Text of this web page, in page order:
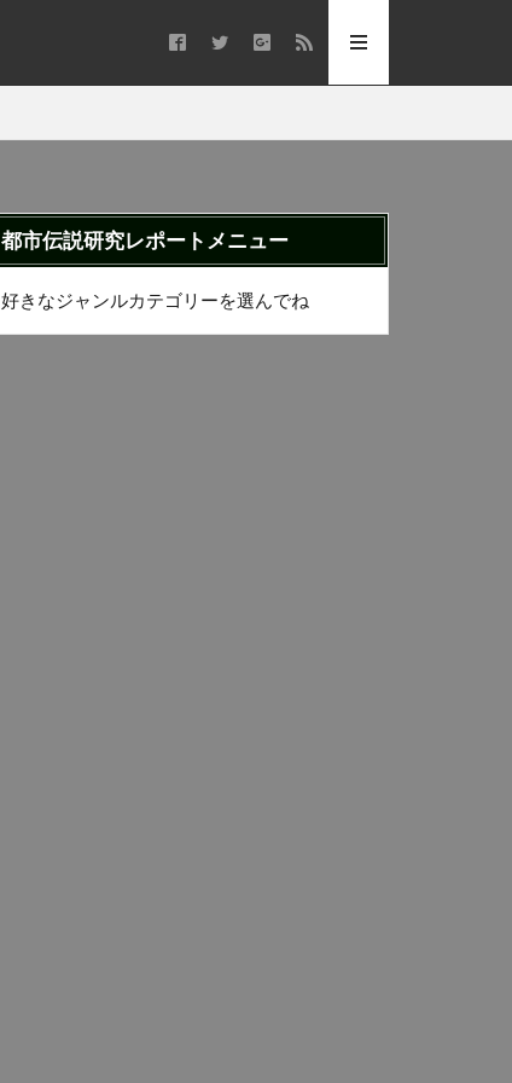
都市伝説研究レポートメニュー
好きなジャンルカテゴリーを選んでね